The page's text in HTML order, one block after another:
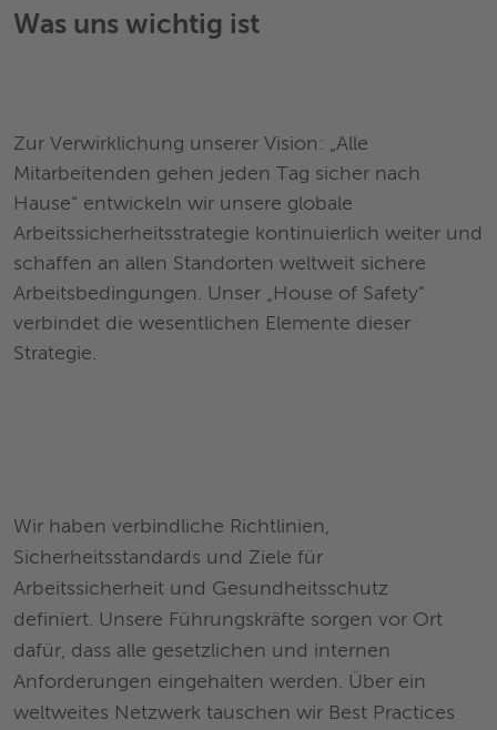
Was uns wichtig ist
Zur Verwirklichung unserer Vision: „Alle
Mitarbeitenden gehen jeden Tag sicher nach
Hause“ entwickeln wir unsere globale
Arbeitssicherheitsstrategie kontinuierlich weiter und
schaffen an allen Standorten weltweit sichere
Arbeitsbedingungen. Unser „House of Safety“
verbindet die wesentlichen Elemente dieser
Strategie.
Wir haben verbindliche Richtlinien,
Sicherheitsstandards und Ziele für
Arbeitssicherheit und Gesundheitsschutz
definiert. Unsere Führungskräfte sorgen vor Ort
dafür, dass alle gesetzlichen und internen
Anforderungen eingehalten werden. Über ein
weltweites Netzwerk tauschen wir Best Practices